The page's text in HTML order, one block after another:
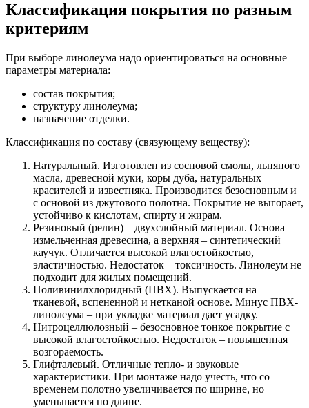
Классификация покрытия по разным
критериям
При выборе линолеума надо ориентироваться на основные
параметры материала:
состав покрытия;
структуру линолеума;
назначение отделки.
Классификация по составу (связующему веществу):
Натуральный. Изготовлен из сосновой смолы, льняного
масла, древесной муки, коры дуба, натуральных
красителей и известняка. Производится безосновным и
с основой из джутового полотна. Покрытие не выгорает,
устойчиво к кислотам, спирту и жирам.
Резиновый (релин) – двухслойный материал. Основа –
измельченная древесина, а верхняя – синтетический
каучук. Отличается высокой влагостойкостью,
эластичностью. Недостаток – токсичность. Линолеум не
подходит для жилых помещений.
Поливинилхлоридный (ПВХ). Выпускается на
тканевой, вспененной и нетканой основе. Минус ПВХ-
линолеума – при укладке материал дает усадку.
Нитроцеллюлозный – безосновное тонкое покрытие с
высокой влагостойкостью. Недостаток – повышенная
возгораемость.
Глифталевый. Отличные тепло- и звуковые
характеристики. При монтаже надо учесть, что со
временем полотно увеличивается по ширине, но
уменьшается по длине.